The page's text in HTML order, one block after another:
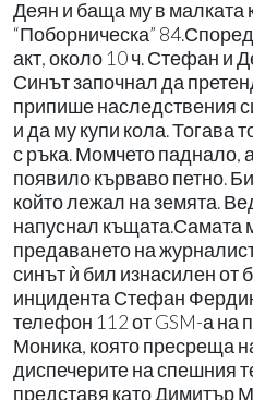
Деян и баща му в малката
“Поборническа”
акт, около 10 ч. Стефан и
Синът започнал да
припише наследствения
и да му купи кола. Тогава
с ръка. Момчето паднало,
появило кърваво петно.
който лежал на земята.
напуснал къщата.Самата
предаването на
синът ѝ бил изнасилен от
инцидента Стефан
телефон 112 от GSM-а на
Моника, която пресреща
диспечерите на спешния
представя като Димитър